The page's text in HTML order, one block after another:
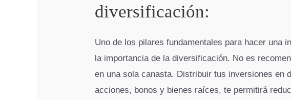
diversificación:
Uno de los pilares fundamentales para hacer una
la importancia de la diversificación. No es
en una sola canasta. Distribuir tus inversiones en
acciones, bonos y bienes raíces, te permitirá